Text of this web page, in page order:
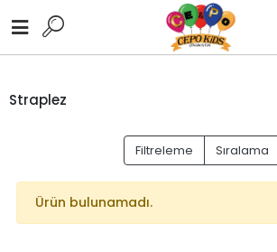
Straplez
Filtreleme Sıralama
Ürün bulunamadı.